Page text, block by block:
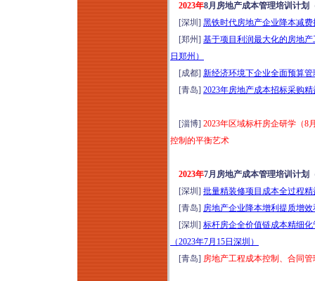
2023年8月房地产成本管理培训计划
[深圳] 黑铁时代房地产企业降本减
[郑州] 基于项目利润最大化的房地
日郑州）
[成都] 新经济环境下企业全面预算
[青岛] 2023年房地产成本招标采购
[淄博] 2023年区域标杆房企研学（8
控制的平衡艺术
2023年7月房地产成本管理培训计划
[深圳] 批量精装修项目成本全过程
[青岛] 房地产企业降本增利提质增
[深圳] 标杆房企全价值链成本精细
（2023年7月15日深圳）
[青岛] 房地产工程成本控制、合同